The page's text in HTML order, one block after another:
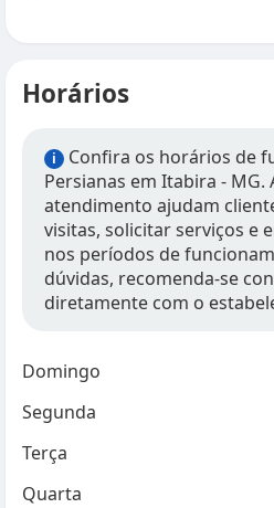
Horários
i
Confira os horários de
Persianas em Itabira -
atendimento ajudam
visitas, solicitar serviços e
nos períodos de
dúvidas, recomenda-se
diretamente com o
Domingo
Segunda
Terça
Quarta